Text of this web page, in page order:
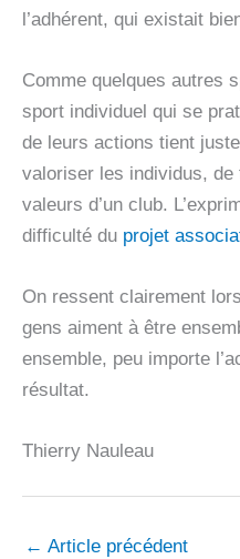
l’adhérent, qui existait
Comme quelques autres
sport individuel qui se
de leurs actions tient
valoriser les individus, de
valeurs d’un club.
difficulté du projet
On ressent clairement
gens aiment à être
ensemble, peu importe
résultat.
Thierry Nauleau
← Article précédent